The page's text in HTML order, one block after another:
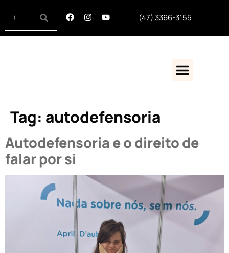
(47) 3366-3155
Tag: autodefensoria
Autodefensoria e o direito de
falar por si